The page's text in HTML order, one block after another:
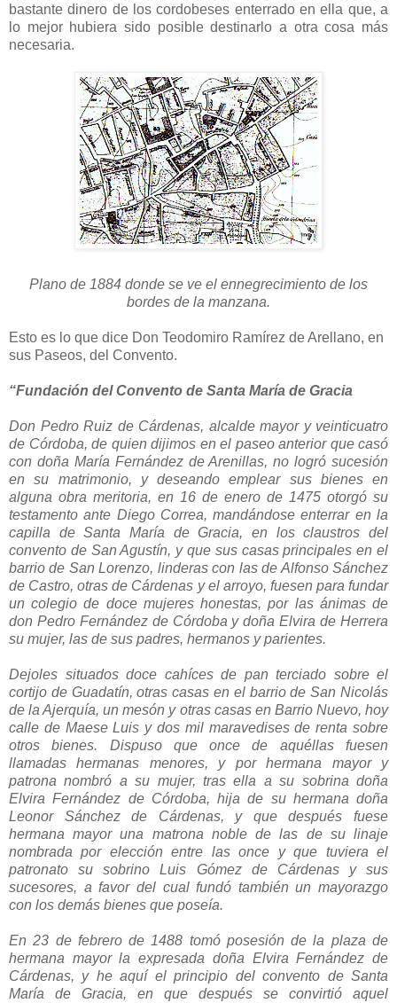
bastante dinero de los cordobeses enterrado en ella que, a
lo mejor hubiera sido posible destinarlo a otra cosa más
necesaria.
Plano de 1884 donde se ve el ennegrecimiento de los
bordes de la manzana.
Esto es lo que dice Don Teodomiro Ramírez de Arellano, en
sus Paseos, del Convento.
“Fundación del Convento de Santa María de Gracia
Don Pedro Ruiz de Cárdenas, alcalde mayor y veinticuatro
de Córdoba, de quien dijimos en el paseo anterior que casó
con doña María Fernández de Arenillas, no logró sucesión
en su matrimonio, y deseando emplear sus bienes en
alguna obra meritoria, en 16 de enero de 1475 otorgó su
testamento ante Diego Correa, mandándose enterrar en la
capilla de Santa María de Gracia, en los claustros del
convento de San Agustín, y que sus casas principales en el
barrio de San Lorenzo, linderas con las de Alfonso Sánchez
de Castro, otras de Cárdenas y el arroyo, fuesen para fundar
un colegio de doce mujeres honestas, por las ánimas de
don Pedro Fernández de Córdoba y doña Elvira de Herrera
su mujer, las de sus padres, hermanos y parientes.
Dejoles situados doce cahíces de pan terciado sobre el
cortijo de Guadatín, otras casas en el barrio de San Nicolás
de la Ajerquía, un mesón y otras casas en Barrio Nuevo, hoy
calle de Maese Luis y dos mil maravedises de renta sobre
otros bienes. Dispuso que once de aquéllas fuesen
llamadas hermanas menores, y por hermana mayor y
patrona nombró a su mujer, tras ella a su sobrina doña
Elvira Fernández de Córdoba, hija de su hermana doña
Leonor Sánchez de Cárdenas, y que después fuese
hermana mayor una matrona noble de las de su linaje
nombrada por elección entre las once y que tuviera el
patronato su sobrino Luis Gómez de Cárdenas y sus
sucesores, a favor del cual fundó también un mayorazgo
con los demás bienes que poseía.
En 23 de febrero de 1488 tomó posesión de la plaza de
hermana mayor la expresada doña Elvira Fernández de
Cárdenas, y he aquí el principio del convento de Santa
María de Gracia, en que después se convirtió aquel